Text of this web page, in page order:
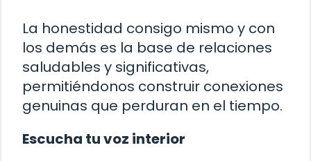
La honestidad consigo mismo y con
los demás es la base de relaciones
saludables y significativas,
permitiéndonos construir conexiones
genuinas que perduran en el tiempo.
Escucha tu voz interior